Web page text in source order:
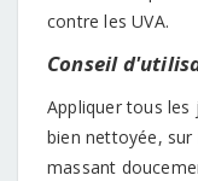
contre les UVA.
Conseil
Appliquer tous
bien nettoyée,
massant